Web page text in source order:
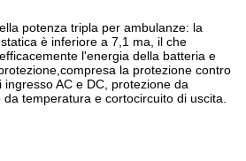
potenza tripla per ambulanze: la
è inferiore a 7,1 ma, il che
l'energia della batteria e
la protezione contro
AC e DC, protezione da
temperatura e cortocircuito di uscita.